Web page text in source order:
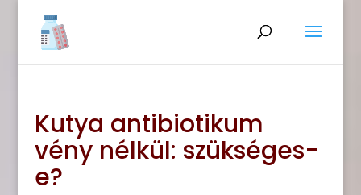
Kutya antibiotikum
vény nélkül: szükséges-
e?